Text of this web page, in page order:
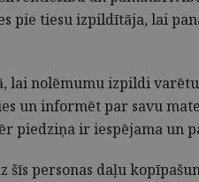
pie tiesu izpildītāja, lai
nolēmumu izpildi
un informēt par savu
ir iespējama un
šīs personas daļu